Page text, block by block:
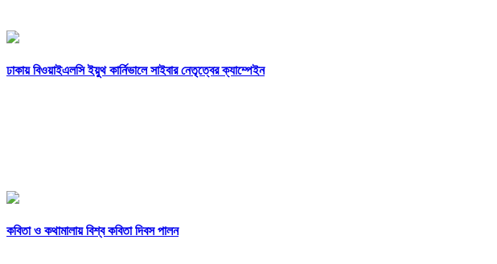
ঢাকায় বিওয়াইএলসি ইয়ুথ কার্নিভালে সাইবার নেতৃত্বের ক্যাম্পেইন
কবিতা ও কথামালায় বিশ্ব কবিতা দিবস পালন